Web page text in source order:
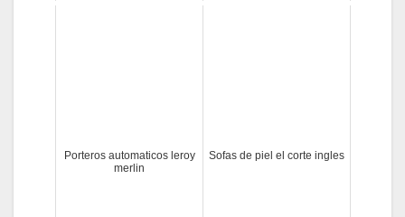
Porteros automaticos leroy
merlin
Sofas de piel el corte ingles